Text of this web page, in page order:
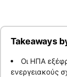
Takeaways
Οι ΗΠΑ
ενεργειακούς